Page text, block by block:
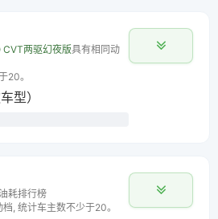
两驱幻夜版具有相同动
20。
型）
耗排行榜
, 统计车主数不少于20。